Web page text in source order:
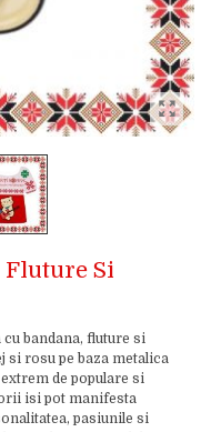
Fluture Si
bandana, fluture si
si rosu pe baza metalica
de populare si
isi pot manifesta
pasiunile si